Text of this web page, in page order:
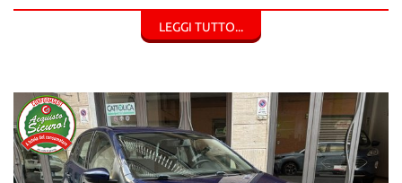
Anno Novembre 2013
- Unica nel suo genere, piccola fuori, ma con 5 posti comodi.
- Un motore brillante per muoverti in agilità nel traffico più
caotico, consumando veramente poco.
- Il perfetto connubio fra eleganza e sportività
LEGGI TUTTO...